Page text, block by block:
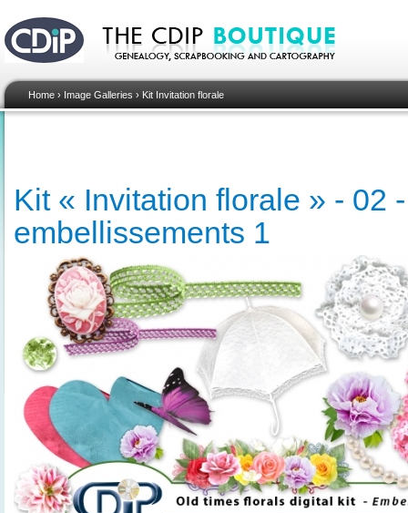
Home › Image Galleries › Kit Invitation florale
Kit « Invitation florale » - 02
embellissements 1